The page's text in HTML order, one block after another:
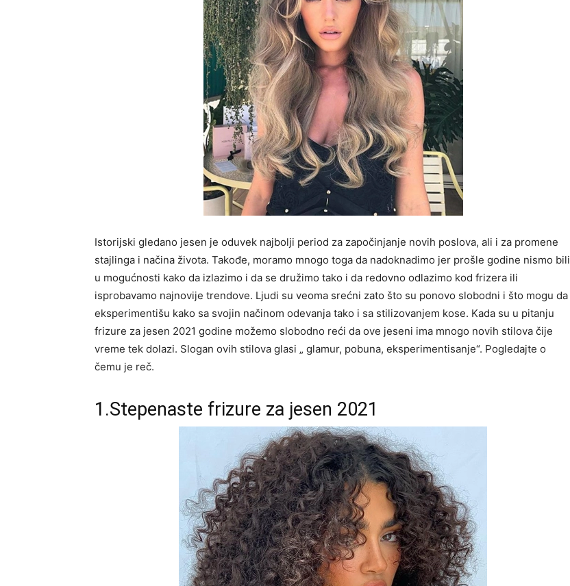
Istorijski gledano jesen je oduvek najbolji period za započinjanje novih poslova, ali i za promene
stajlinga i načina života. Takođe, moramo mnogo toga da nadoknadimo jer prošle godine nismo bili
u mogućnosti kako da izlazimo i da se družimo tako i da redovno odlazimo kod frizera ili
isprobavamo najnovije trendove. Ljudi su veoma srećni zato što su ponovo slobodni i što mogu da
eksperimentišu kako sa svojin načinom odevanja tako i sa stilizovanjem kose. Kada su u pitanju
frizure za jesen 2021 godine možemo slobodno reći da ove jeseni ima mnogo novih stilova čije
vreme tek dolazi. Slogan ovih stilova glasi „ glamur, pobuna, eksperimentisanje“. Pogledajte o
čemu je reč.
1.Stepenaste frizure za jesen 2021